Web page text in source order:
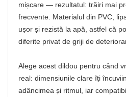
mișcare — rezultatul: trăiri mai
frecvente. Materialul din PVC,
ușor și rezistă la apă, astfel că
diferite privat de griji de
Alege acest dildou pentru când
real: dimensiunile clare îți
adâncimea și ritmul, iar